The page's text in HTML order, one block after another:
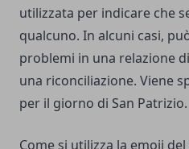
utilizzata per indicare che
qualcuno. In alcuni casi,
problemi in una relazione
una riconciliazione. Viene
per il giorno di San Patrizio.
Come si utilizza la emoji